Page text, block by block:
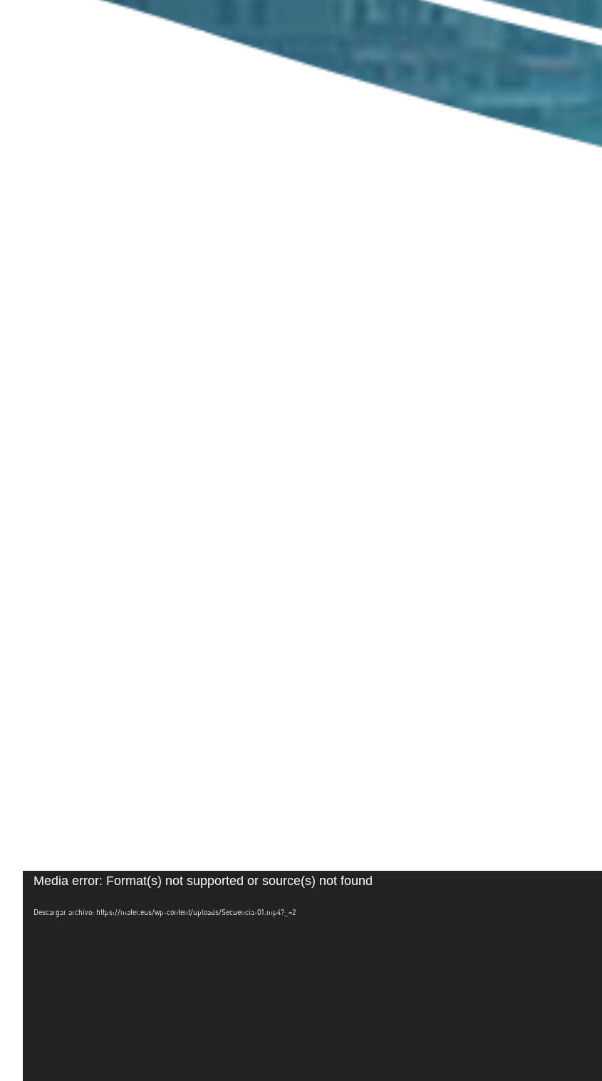
Reproductor
vídeo
Media error: Format(s) not supported or source(s) not found
Descargar archivo: https://mater.eus/wp-content/uploads/Secuencia-01.mp4?_=2